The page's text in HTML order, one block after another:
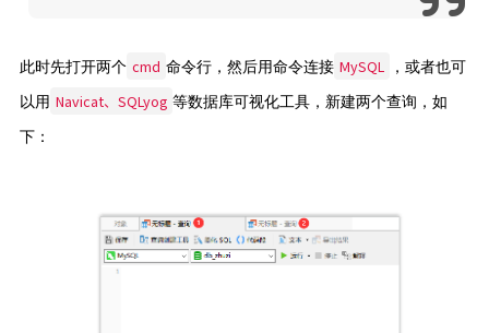
此时先打开两个 cmd 命令行，然后用命令连接 MySQL ，或者也可
以用 Navicat、SQLyog 等数据库可视化工具，新建两个查询，如
下：